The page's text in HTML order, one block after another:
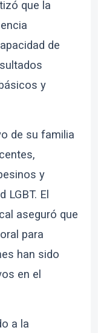
que la
de
y
de su familia
y
LGBT. El
aseguró que
para
han sido
en el
a la